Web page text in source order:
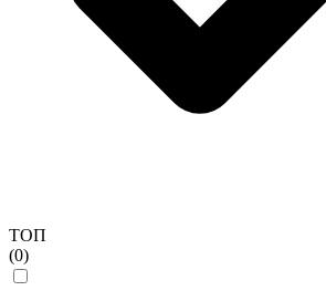
ТОП
(0)